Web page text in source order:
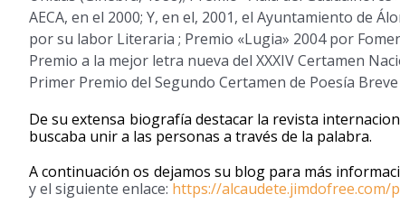
AECA, en el 2000; Y, en el, 2001, el Ayuntamiento de
por su labor Literaria ; Premio «Lugia» 2004 por
Premio a la mejor letra nueva del XXXIV Certamen
Primer Premio del Segundo Certamen de Poesía
De su extensa biografía destacar la revista
buscaba unir a las personas a través de la palabra.
A continuación os dejamos su blog para más
y el siguiente enlace: https://alcaudete.jimdofree.com/